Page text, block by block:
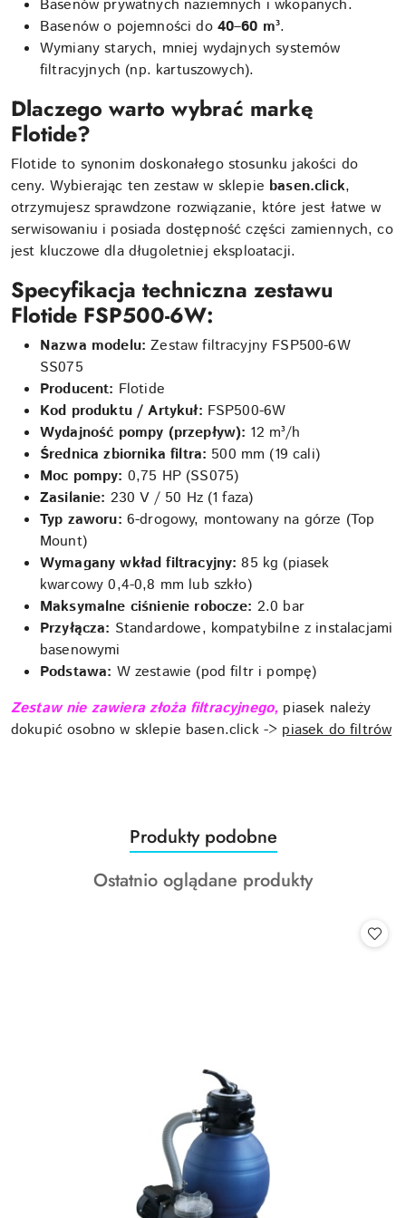
Basenów prywatnych naziemnych i wkopanych.
Basenów o pojemności do 40–60 m³.
Wymiany starych, mniej wydajnych systemów
filtracyjnych (np. kartuszowych).
Dlaczego warto wybrać markę
Flotide?
Flotide to synonim doskonałego stosunku jakości do
ceny. Wybierając ten zestaw w sklepie basen.click,
otrzymujesz sprawdzone rozwiązanie, które jest łatwe w
serwisowaniu i posiada dostępność części zamiennych, co
jest kluczowe dla długoletniej eksploatacji.
Specyfikacja techniczna zestawu
Flotide FSP500-6W:
Nazwa modelu: Zestaw filtracyjny FSP500-6W
SS075
Producent: Flotide
Kod produktu / Artykuł: FSP500-6W
Wydajność pompy (przepływ): 12 m³/h
Średnica zbiornika filtra: 500 mm (19 cali)
Moc pompy: 0,75 HP (SS075)
Zasilanie: 230 V / 50 Hz (1 faza)
Typ zaworu: 6-drogowy, montowany na górze (Top
Mount)
Wymagany wkład filtracyjny: 85 kg (piasek
kwarcowy 0,4-0,8 mm lub szkło)
Maksymalne ciśnienie robocze: 2.0 bar
Przyłącza: Standardowe, kompatybilne z instalacjami
basenowymi
Podstawa: W zestawie (pod filtr i pompę)
Zestaw nie zawiera złoża filtracyjnego, piasek należy
dokupić osobno w sklepie basen.click -> piasek do filtrów
Pomiń karuzelę produktów
Produkty
o
statusie:
Produkty podobne
Produkty
Ostatnio oglądane produkty